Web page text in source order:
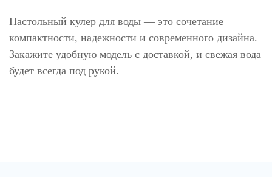
Настольный кулер для воды — это сочетание
компактности, надежности и современного дизайна.
Закажите удобную модель с доставкой, и свежая вода
будет всегда под рукой.